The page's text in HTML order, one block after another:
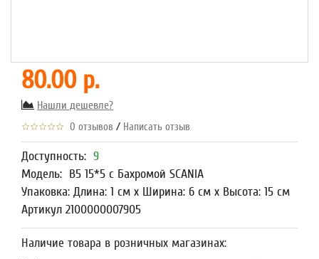
80.00 р.
Нашли дешевле?
0 отзывов / Написать отзыв
Доступность: 9
Модель: В5 15*5 с Бахромой SCANIA
Упаковка: Длина: 1 см x Ширина: 6 см x Высота: 15 см
Артикул 2100000007905
Наличие товара в розничных магазинах: